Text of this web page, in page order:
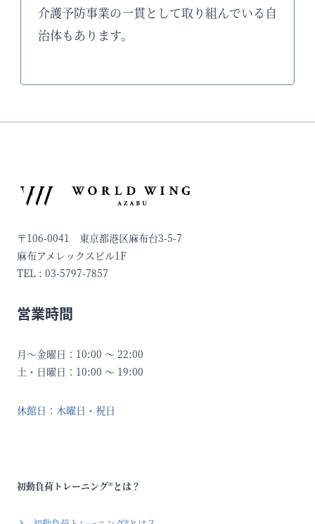
介護予防事業の一貫として取り組んでいる自
治体もあります。
〒106-0041 東京都港区麻布台3-5-7
麻布アメレックスビル1F
TEL : 03-5797-7857
営業時間
月〜金曜日：10:00 〜 22:00
土・日曜日：10:00 〜 19:00
休館日：木曜日・祝日
初動負荷トレーニング®とは？